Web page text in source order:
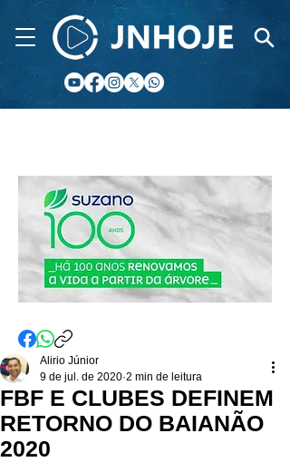
FBF E CLUBES DEFINEM
RETORNO DO BAIANÃO
2020
Alirio Júnior
9 de jul. de 2020 2 min de leitura